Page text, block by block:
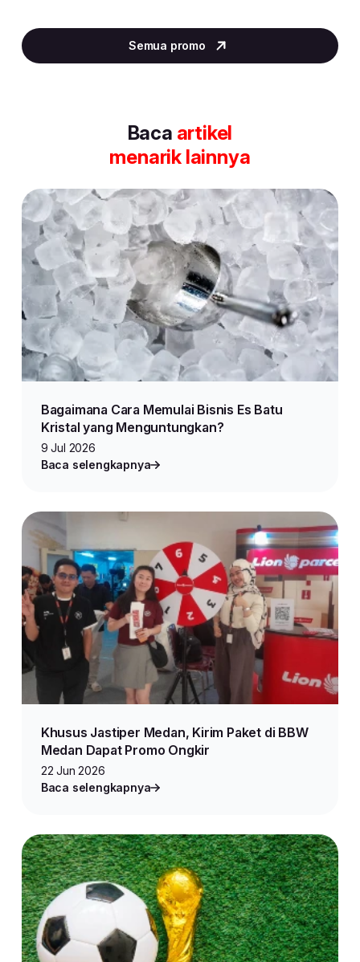
2
of
Semua promo
Baca artikel
menarik lainnya
Bagaimana Cara Memulai Bisnis Es Batu
Kristal yang Menguntungkan?
9 Jul 2026
Baca selengkapnya
Khusus Jastiper Medan, Kirim Paket di BBW
Medan Dapat Promo Ongkir
22 Jun 2026
Baca selengkapnya